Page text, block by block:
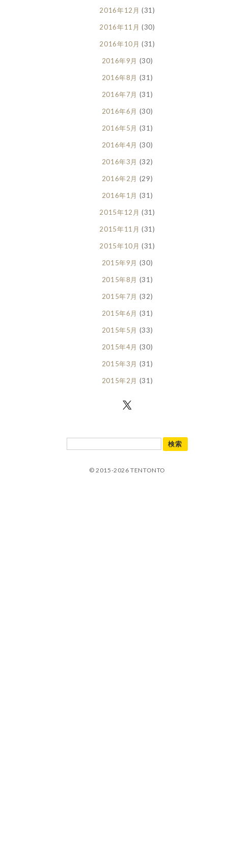
2016年12月 (31)
2016年11月 (30)
2016年10月 (31)
2016年9月 (30)
2016年8月 (31)
2016年7月 (31)
2016年6月 (30)
2016年5月 (31)
2016年4月 (30)
2016年3月 (32)
2016年2月 (29)
2016年1月 (31)
2015年12月 (31)
2015年11月 (31)
2015年10月 (31)
2015年9月 (30)
2015年8月 (31)
2015年7月 (32)
2015年6月 (31)
2015年5月 (33)
2015年4月 (30)
2015年3月 (31)
2015年2月 (31)
© 2015-2026 TENTONTO